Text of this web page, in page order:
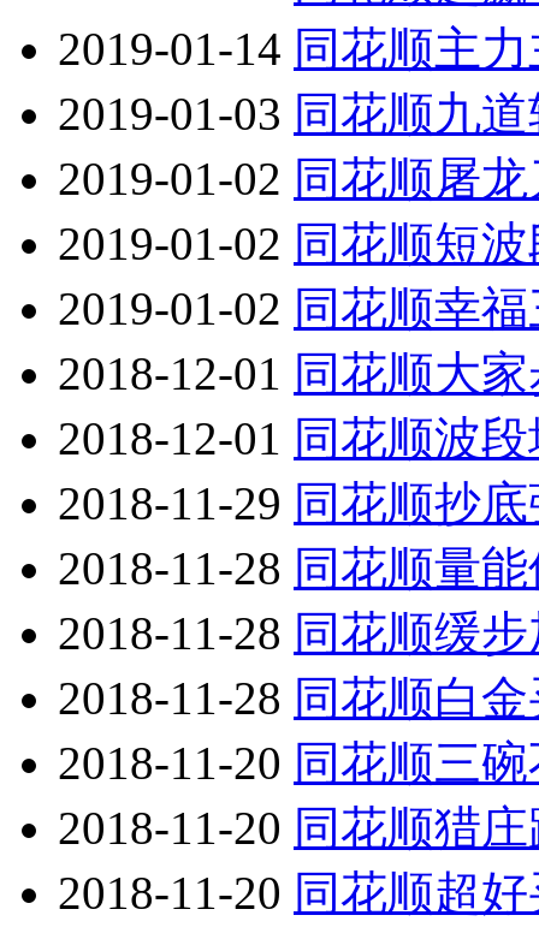
2019-01-14 同花顺主
2019-01-03 同花顺九
2019-01-02 同花顺屠
2019-01-02 同花顺短
2019-01-02 同花顺幸
2018-12-01 同花顺大
2018-12-01 同花顺波
2018-11-29 同花顺抄
2018-11-28 同花顺量
2018-11-28 同花顺缓
2018-11-28 同花顺白
2018-11-20 同花顺三
2018-11-20 同花顺猎
2018-11-20 同花顺超